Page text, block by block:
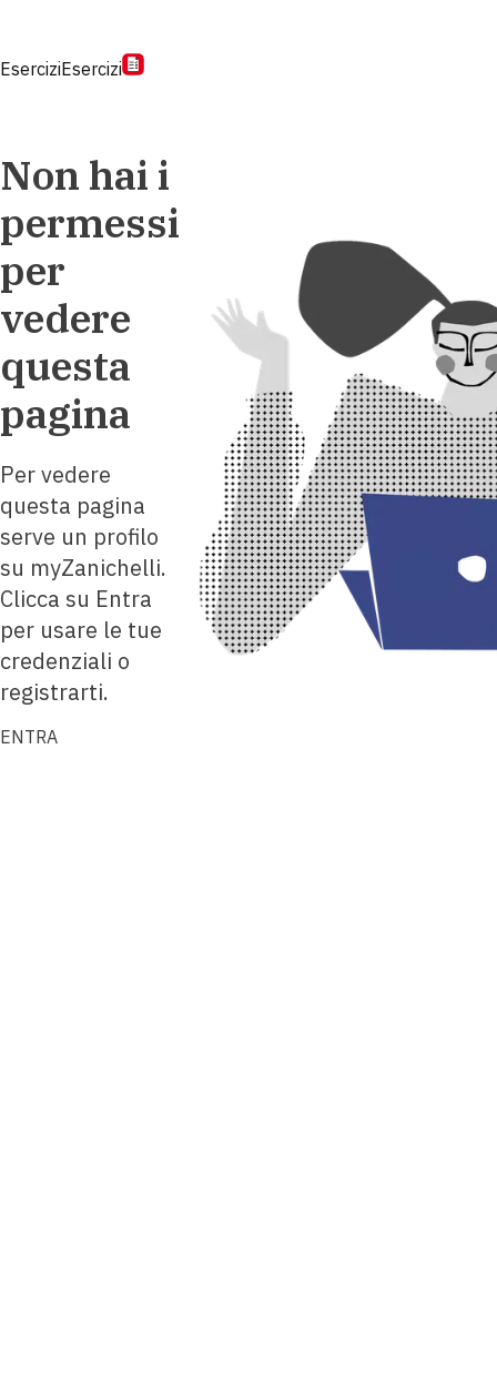
EserciziEsercizi
Non hai i
permessi
per
vedere
questa
pagina
Per vedere
questa pagina
serve un profilo
su myZanichelli.
Clicca su Entra
per usare le tue
credenziali o
registrarti.
ENTRA